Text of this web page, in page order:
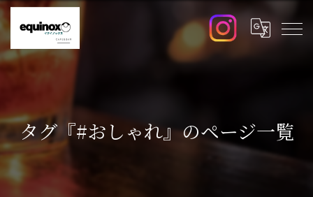
タグ『#おしゃれ』のページ一覧